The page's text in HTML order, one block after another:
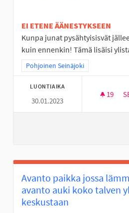
EI ETENE ÄÄNESTYKSEEN
Kunpa junat pysähtyisisvät
kuin ennenkin! Tämä lisäisi
Rajaa tulokset teeman mukaan:
Pohjoinen Seinäjoki
LUONTIAIKA
30.01.2023
19
Avanto paikka jossa
avanto auki koko talven
keskustaan